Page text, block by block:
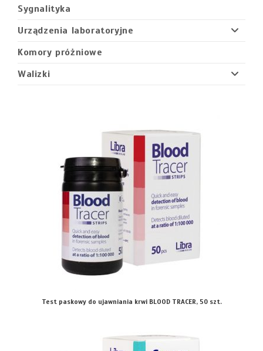
Sygnalityka
Urządzenia laboratoryjne
Komory próżniowe
Walizki
Test paskowy do ujawniania krwi BLOOD TRACER, 50 szt.